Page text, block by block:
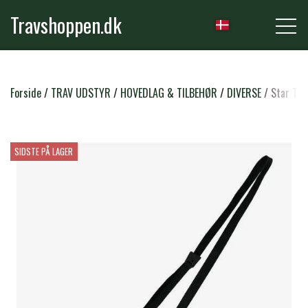
Travshoppen.dk
NYHEDER
TRENSER & TILBEHØR
SADLER & TILBEHØR
RIDEBUKSER & LEGGINS
TRØJER, BLUSER & T-SHIRTS
PLEJE & STALD
STRIGLER & TILBEHØR
Forside TRAV UDSTYR HOVEDLAG & TILBEHØR DIVERSE Star
SIDSTE PÅ LAGER